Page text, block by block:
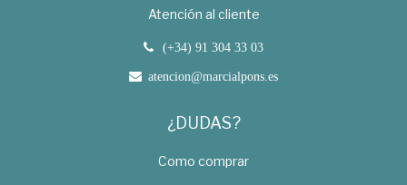
Atención al cliente
(+34) 91 304 33 03
atencion@marcialpons.es
¿DUDAS?
Como comprar